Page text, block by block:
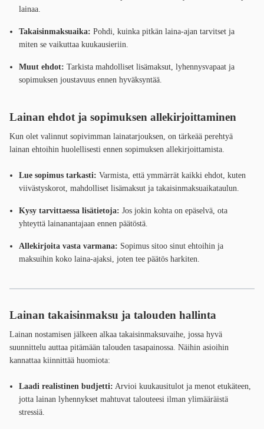
lainaa.
Takaisinmaksuaika: Pohdi, kuinka pitkän laina-ajan tarvitset ja
miten se vaikuttaa kuukausieriin.
Muut ehdot: Tarkista mahdolliset lisämaksut, lyhennysvapaat ja
sopimuksen joustavuus ennen hyväksyntää.
Lainan ehdot ja sopimuksen allekirjoittaminen
Kun olet valinnut sopivimman lainatarjouksen, on tärkeää perehtyä
lainan ehtoihin huolellisesti ennen sopimuksen allekirjoittamista.
Lue sopimus tarkasti: Varmista, että ymmärrät kaikki ehdot, kuten
viivästyskorot, mahdolliset lisämaksut ja takaisinmaksuaikataulun.
Kysy tarvittaessa lisätietoja: Jos jokin kohta on epäselvä, ota
yhteyttä lainanantajaan ennen päätöstä.
Allekirjoita vasta varmana: Sopimus sitoo sinut ehtoihin ja
maksuihin koko laina-ajaksi, joten tee päätös harkiten.
Lainan takaisinmaksu ja talouden hallinta
Lainan nostamisen jälkeen alkaa takaisinmaksuvaihe, jossa hyvä
suunnittelu auttaa pitämään talouden tasapainossa. Näihin asioihin
kannattaa kiinnittää huomiota:
Laadi realistinen budjetti: Arvioi kuukausitulot ja menot etukäteen,
jotta lainan lyhennykset mahtuvat talouteesi ilman ylimääräistä
stressiä.